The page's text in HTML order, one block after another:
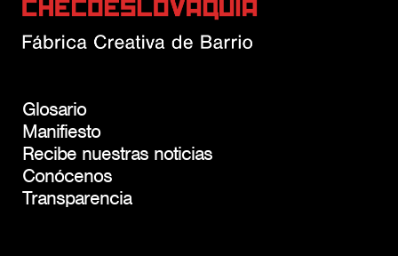
Glosario
Manifiesto
Recibe nuestras noticias
Conócenos
Transparencia